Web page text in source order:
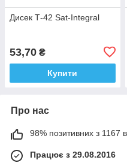
Дисек Т-42 Sat-Integral
53,70 ₴
Купити
Про нас
98% позитивних з 1167
Працює з 29.08.2016